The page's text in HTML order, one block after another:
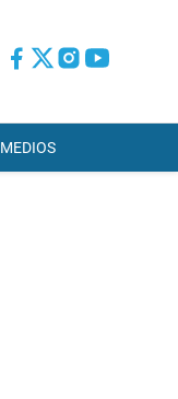
MEDIOS